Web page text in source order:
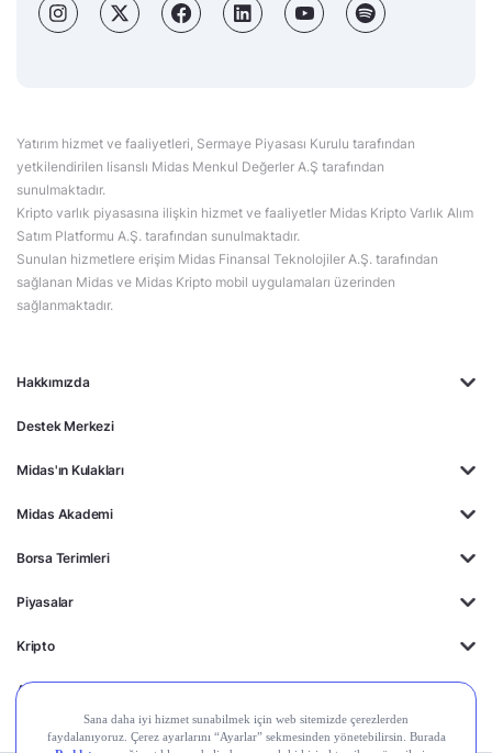
Hakkımızda
Destek Merkezi
Midas'ın Kulakları
Midas Akademi
Borsa Terimleri
Piyasalar
Kripto
Ayrıcalıklar
Yatırım hizmet ve faaliyetleri, Sermaye Piyasası Kurulu tarafından
yetkilendirilen lisanslı Midas Menkul Değerler A.Ş tarafından
sunulmaktadır.
Kripto varlık piyasasına ilişkin hizmet ve faaliyetler Midas Kripto Varlık Alım
Satım Platformu A.Ş. tarafından sunulmaktadır.
Sunulan hizmetlere erişim Midas Finansal Teknolojiler A.Ş. tarafından
sağlanan Midas ve Midas Kripto mobil uygulamaları üzerinden
sağlanmaktadır.